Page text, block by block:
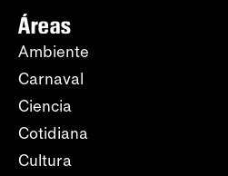
Áreas
Ambiente
Carnaval
Ciencia
Cotidiana
Cultura